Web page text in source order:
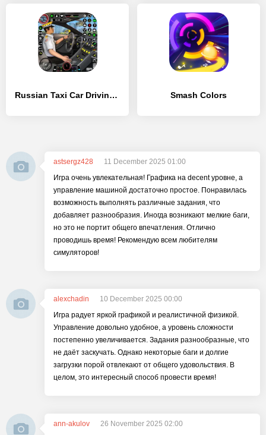
Russian Taxi Car Driving Games - [MOD Много денег] Smash Colors
astsergz428
11 December 2025 01:00
Игра очень увлекательная! Графика на decent уровне, а
управление машиной достаточно простое. Понравилась
возможность выполнять различные задания, что
добавляет разнообразия. Иногда возникают мелкие баги,
но это не портит общего впечатления. Отлично
проводишь время! Рекомендую всем любителям
симуляторов!
alexchadin
10 December 2025 00:00
Игра радует яркой графикой и реалистичной физикой.
Управление довольно удобное, а уровень сложности
постепенно увеличивается. Задания разнообразные, что
не даёт заскучать. Однако некоторые баги и долгие
загрузки порой отвлекают от общего удовольствия. В
целом, это интересный способ провести время!
ann-akulov
26 November 2025 02:00